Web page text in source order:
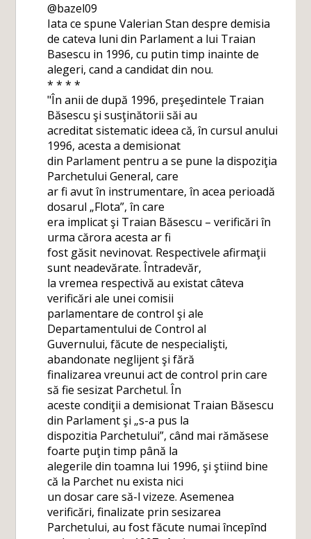
@bazel09
Iata ce spune Valerian Stan despre demisia
de cateva luni din Parlament a lui Traian
Basescu in 1996, cu putin timp inainte de
alegeri, cand a candidat din nou.
* * * *
"În anii de după 1996, preşedintele Traian
Băsescu şi susţinătorii săi au
acreditat sistematic ideea că, în cursul anului
1996, acesta a demisionat
din Parlament pentru a se pune la dispoziţia
Parchetului General, care
ar fi avut în instrumentare, în acea perioadă
dosarul „Flota”, în care
era implicat şi Traian Băsescu – verificări în
urma cărora acesta ar fi
fost găsit nevinovat. Respectivele afirmaţii
sunt neadevărate. Întradevăr,
la vremea respectivă au existat câteva
verificări ale unei comisii
parlamentare de control şi ale
Departamentului de Control al
Guvernului, făcute de nespecialişti,
abandonate neglijent şi fără
finalizarea vreunui act de control prin care
să fie sesizat Parchetul. În
aceste condiţii a demisionat Traian Băsescu
din Parlament şi „s-a pus la
dispozitia Parchetului”, când mai rămăsese
foarte puţin timp până la
alegerile din toamna lui 1996, şi ştiind bine
că la Parchet nu exista nici
un dosar care să-l vizeze. Asemenea
verificări, finalizate prin sesizarea
Parchetului, au fost făcute numai începînd